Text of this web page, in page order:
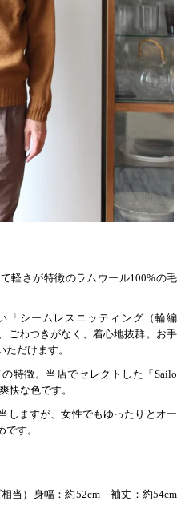
軽さが特徴のラムウール100%の毛
「シームレスニッティング（輪編
ごわつきがなく、着心地抜群。お手
だけます。
特徴。当店でセレクトした「Sailo
快な色です。
しますが、女性でもゆったりとオー
す。
相当）身幅：約52cm 袖丈：約54cm